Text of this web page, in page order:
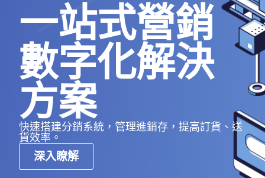
一站式營銷
數字化解決
方案
快速搭建分銷系統，管理進銷存，提高訂貨、送
貨效率。
深入瞭解